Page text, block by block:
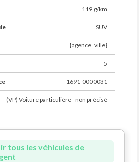
119 g/km
SUV
{agence_ville}
5
1691-0000031
(VP) Voiture particulière - non précisé
tous les véhicules de